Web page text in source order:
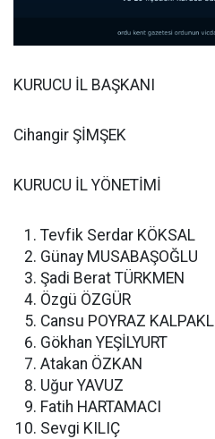
KURUCU İL BAŞKANI
Cihangir ŞİMŞEK
KURUCU İL YÖNETİMİ
Tevfik Serdar KÖKSAL
Günay MUSABAŞOĞLU
Şadi Berat TÜRKMEN
Özgü ÖZGÜR
Cansu POYRAZ KALPAKLI
Gökhan YEŞİLYURT
Atakan ÖZKAN
Uğur YAVUZ
Fatih HARTAMACI
Sevgi KILIÇ